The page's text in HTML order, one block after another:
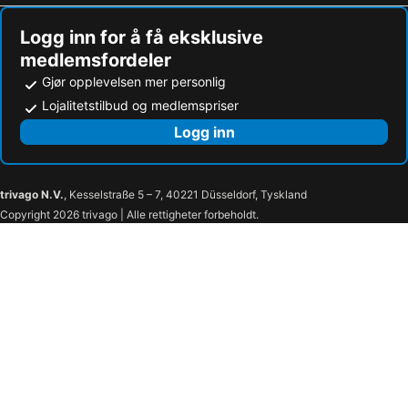
Logg inn for å få eksklusive
medlemsfordeler
Gjør opplevelsen mer personlig
Lojalitetstilbud og medlemspriser
Logg inn
trivago N.V., Kesselstraße 5 – 7, 40221 Düsseldorf, Tyskland
Copyright 2026 trivago | Alle rettigheter forbeholdt.